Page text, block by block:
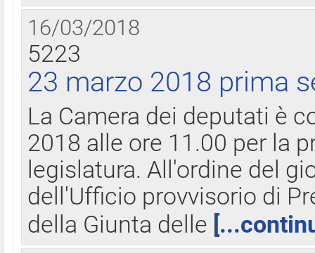
16/03/2018
5223
23 marzo 2018 prima
La Camera dei deputati è
2018 alle ore 11.00 per la
legislatura. All'ordine del
dell'Ufficio provvisorio di
della Giunta delle